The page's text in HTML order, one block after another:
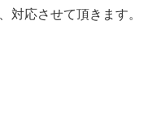
対応させて頂きます。